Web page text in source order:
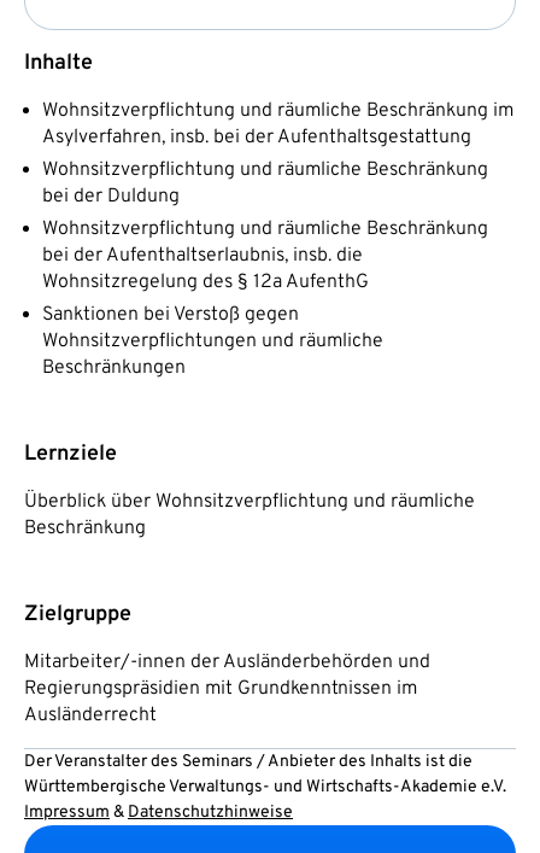
Inhalte
Wohnsitzverpflichtung und räumliche Beschränkung im
Asylverfahren, insb. bei der Aufenthaltsgestattung
Wohnsitzverpflichtung und räumliche Beschränkung
bei der Duldung
Wohnsitzverpflichtung und räumliche Beschränkung
bei der Aufenthaltserlaubnis, insb. die
Wohnsitzregelung des § 12a AufenthG
Sanktionen bei Verstoß gegen
Wohnsitzverpflichtungen und räumliche
Beschränkungen
Lernziele
Überblick über Wohnsitzverpflichtung und räumliche
Beschränkung
Zielgruppe
Mitarbeiter/-innen der Ausländerbehörden und
Regierungspräsidien mit Grundkenntnissen im
Ausländerrecht
Der Veranstalter des Seminars / Anbieter des Inhalts ist die
Württembergische Verwaltungs- und Wirtschafts-Akademie e.V.
Impressum & Datenschutzhinweise